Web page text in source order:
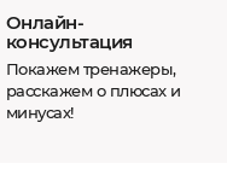
Онлайн-
консультация
Покажем тренажеры,
расскажем о плюсах и
минусах!